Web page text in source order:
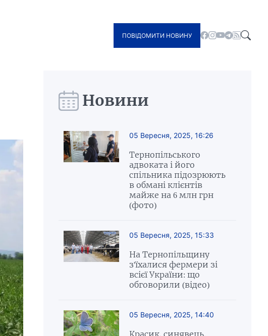
ПОВІДОМИТИ НОВИНУ
Новини
05 Вересня, 2025, 16:26
Тернопільського
адвоката і його
спільника підозрюють
в обмані клієнтів
майже на 6 млн грн
(фото)
05 Вересня, 2025, 15:33
На Тернопільщину
з'їхалися фермери зі
всієї України: що
обговорили (відео)
05 Вересня, 2025, 14:40
Красик, синявець,